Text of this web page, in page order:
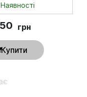
грн
Купити